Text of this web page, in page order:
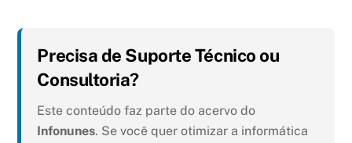
Precisa de Suporte Técnico ou
Consultoria?
Este conteúdo faz parte do acervo do
Infonunes. Se você quer otimizar a informática